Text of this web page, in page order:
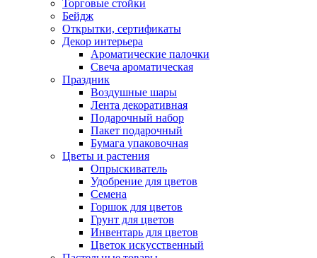
Торговые стойки
Бейдж
Открытки, сертификаты
Декор интерьера
Ароматические палочки
Свеча ароматическая
Праздник
Воздушные шары
Лента декоративная
Подарочный набор
Пакет подарочный
Бумага упаковочная
Цветы и растения
Опрыскиватель
Удобрение для цветов
Семена
Горшок для цветов
Грунт для цветов
Инвентарь для цветов
Цветок искусственный